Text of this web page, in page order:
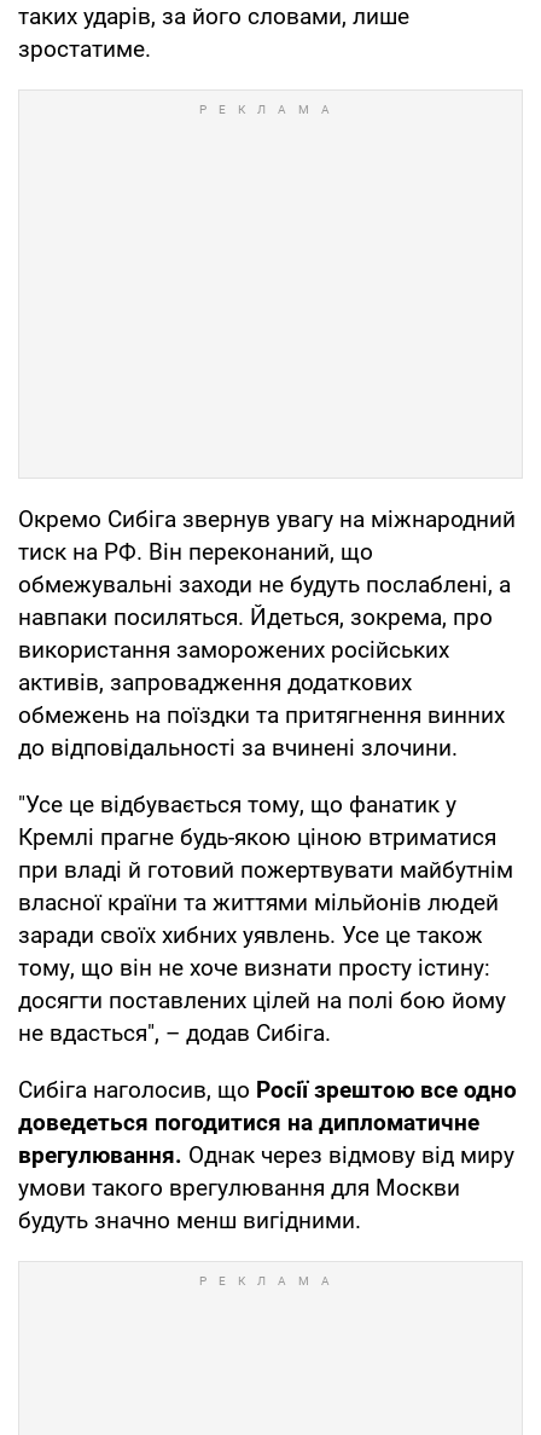
таких ударів, за його словами, лише
зростатиме.
Окремо Сибіга звернув увагу на міжнародний
тиск на РФ. Він переконаний, що
обмежувальні заходи не будуть послаблені, а
навпаки посиляться. Йдеться, зокрема, про
використання заморожених російських
активів, запровадження додаткових
обмежень на поїздки та притягнення винних
до відповідальності за вчинені злочини.
"Усе це відбувається тому, що фанатик у
Кремлі прагне будь-якою ціною втриматися
при владі й готовий пожертвувати майбутнім
власної країни та життями мільйонів людей
заради своїх хибних уявлень. Усе це також
тому, що він не хоче визнати просту істину:
досягти поставлених цілей на полі бою йому
не вдасться", – додав Сибіга.
Сибіга наголосив, що Росії зрештою все одно
доведеться погодитися на дипломатичне
врегулювання. Однак через відмову від миру
умови такого врегулювання для Москви
будуть значно менш вигідними.